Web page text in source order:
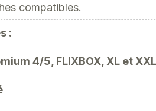
compatibles.
:
4/5, FLIXBOX, XL et XXL